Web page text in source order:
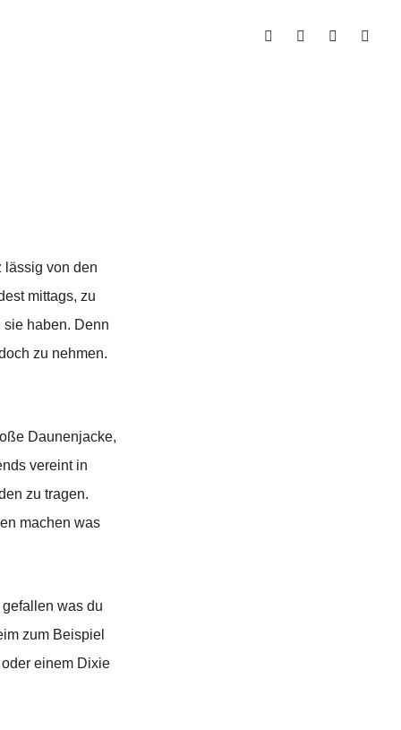
lässig von den
mittags, zu
sie haben. Denn
zu nehmen.
Daunenjacke,
vereint in
zu tragen.
machen was
was du
zum Beispiel
einem Dixie